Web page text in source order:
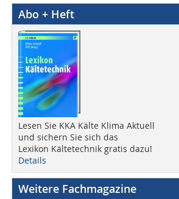
Abo + Heft
Lesen Sie KKA Kälte Klima Aktuell
und sichern Sie sich das
Lexikon Kältetechnik gratis dazu!
Details
Weitere Fachmagazine